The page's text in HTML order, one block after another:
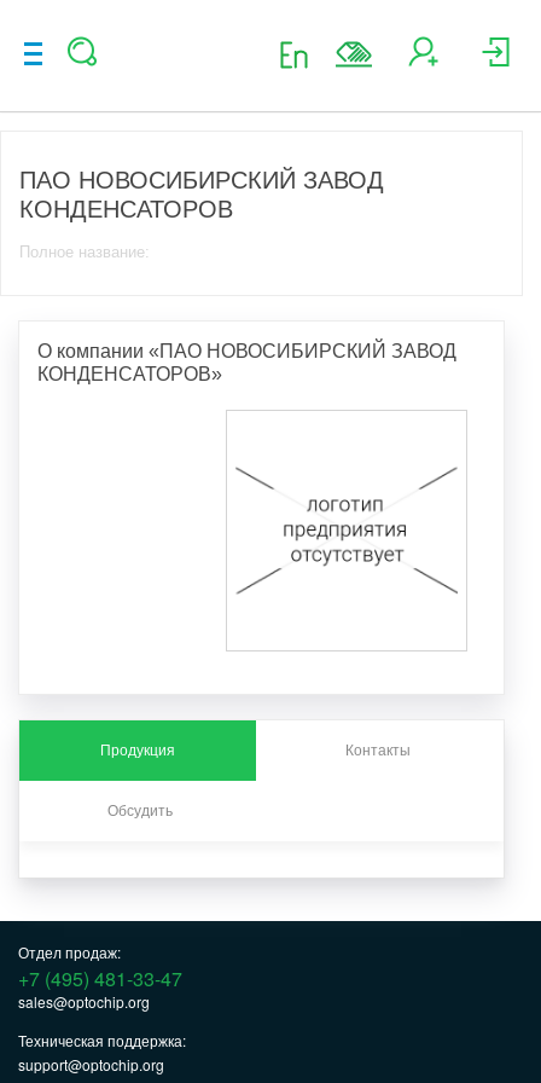
ПАО НОВОСИБИРСКИЙ ЗАВОД
КОНДЕНСАТОРОВ
Полное название:
О компании «ПАО НОВОСИБИРСКИЙ ЗАВОД
КОНДЕНСАТОРОВ»
Продукция Контакты
Обсудить
Отдел продаж:
+7 (495) 481-33-47
sales@optochip.org
Техническая поддержка:
support@optochip.org